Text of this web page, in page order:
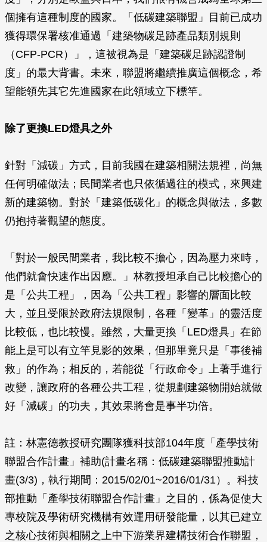
個擁有這種制度的國家。「低碳建築聯盟」目前已成功
獲得環保署核准通過「建築物碳足跡產品類別規則
（CFP-PCR）」，這被視為是「建築碳足跡認證制
度」的最大背書。未來，聯盟將繼續推廣這個概念，希
望能領先其它先進國家在此領域立下標竿。
除了更換LED燈具之外
針對「減碳」方式，目前我國在建築相關法規裡，尚無
任何明確做法；民間業者也只依循過往的模式，來興建
新的建築物。對於「建築低碳化」的概念與做法，多數
仍抱持著觀望的態度。
「對於一般民間業者，我比較不擔心，因為壓力來時，
他們就會快速作出因應。」林教授坦承自己比較擔心的
是「公共工程」，因為「公共工程」影響的層面比較
大，並且受限於政府法規限制，各種「變革」的靈活度
比較低，也比較慢。雖然，大量更換「LED燈具」在節
能上是可以有立竿見影的效果，但那畢竟只是「事後補
救」的作為；相反的，若能從「行政命令」上著手進行
改變，讓政府的各種公共工程，從規劃建築物開始就做
好「減碳」的功夫，其效果將會是事半功倍。
註：林憲德教授研究團隊獲科技部104年度「產學技術
聯盟合作計畫」補助(計畫名稱：低碳建築聯盟推動計
畫(3/3)，執行期間：2015/02/01~2016/01/31）。科技
部推動「產學技術聯盟合作計畫」之目的，係為促使大
專校院及學術研究機構有效運用研發能量，以其已建立
之核心技術與相關之上中下游業界建構技術合作聯盟，